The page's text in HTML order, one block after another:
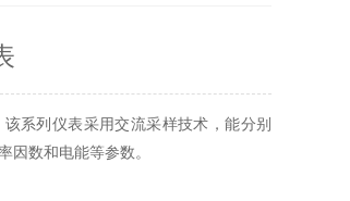
系列仪表采用交流采样技术，能分别
因数和电能等参数。